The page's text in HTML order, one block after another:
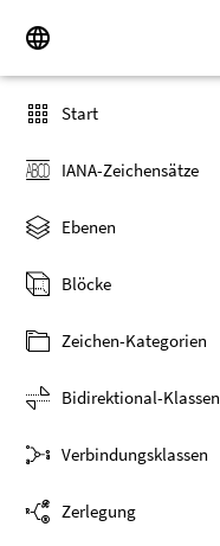
Start
IANA-Zeichensätze
Ebenen
Blöcke
Zeichen-Kategorien
Bidirektional-Klassen
Verbindungsklassen
Zerlegung